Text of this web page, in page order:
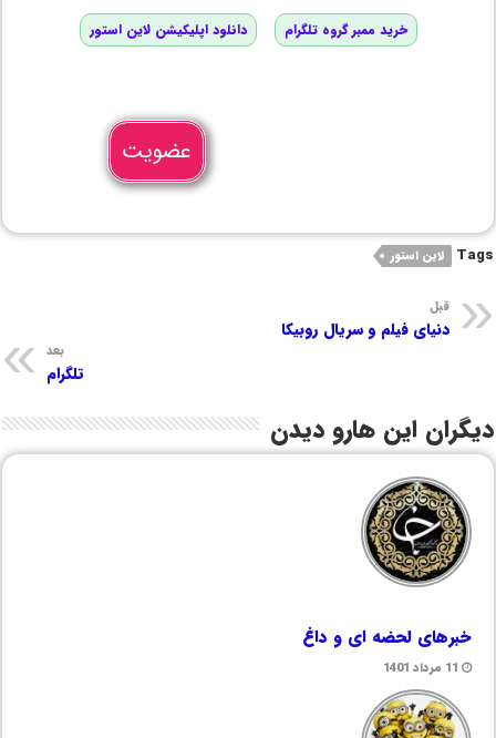
خرید ممبر گروه تلگرام دانلود اپلیکیشن لاین استور
عضویت
Tags لاین استور
قبل
دنیای فیلم و سریال روبیکا
بعد
تلگرام
دیگران این هارو دیدن
خبرهای لحضه ای و داغ
11 مرداد 1401